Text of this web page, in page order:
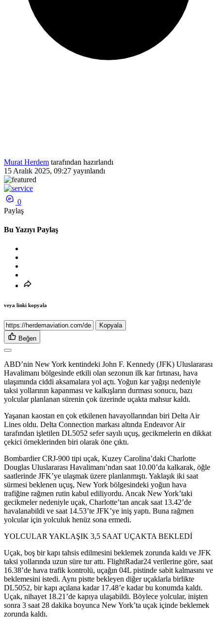
Murat Herdem tarafından hazırlandı
15 Aralık 2025, 09:27 yayınlandı
0
Paylaş
Bu Yazıyı Paylaş
veya linki kopyala
Kopyala
Beğen
ABD’nin New York kentindeki John F. Kennedy (JFK) Uluslararası
Havalimanı bölgesinde etkili olan sezonun ilk kar fırtınası, hava
ulaşımında ciddi aksamalara yol açtı. Yoğun kar yağışı nedeniyle
taksi yollarının kapanması ve kalkışların durması sonucu, bazı
yolcular planlanan sürenin çok üzerinde uçakta mahsur kaldı.
Yaşanan kaostan en çok etkilenen havayollarından biri Delta Air
Lines oldu. Delta Connection markası altında Endeavor Air
tarafından işletilen DL5052 sefer sayılı uçuş, gecikmelerin en dikkat
çekici örneklerinden biri olarak öne çıktı.
Bombardier CRJ-900 tipi uçak, Kuzey Carolina’daki Charlotte
Douglas Uluslararası Havalimanı’ndan saat 10.00’da kalkarak, öğle
saatlerinde JFK’ye ulaşmak üzere planlanmıştı. Yaklaşık iki saat
sürmesi beklenen uçuş, New York bölgesindeki yoğun hava
trafiğine rağmen rutin kabul ediliyordu. Ancak New York’taki
gecikmeler nedeniyle uçak, Charlotte’tan ancak saat 13.42’de
havalanabildi ve saat 14.53’te JFK’ye iniş yaptı. Buna rağmen
yolcular için yolculuk henüz sona ermedi.
YOLCULAR YAKLAŞIK 3,5 SAAT UÇAKTA BEKLEDİ
Uçak, boş bir kapı tahsis edilmesini beklemek zorunda kaldı ve JFK
taksi yollarında uzun süre tur attı. FlightRadar24 verilerine göre, saat
16.38’de hava trafik kontrolü, uçağın 04L pistinde sabit kalmasını ve
beklemesini istedi. Aynı pistte bekleyen diğer uçaklarla birlikte
DL5052, bir kapı açılana kadar 17.48’e kadar bu konumda kaldı.
Uçak, nihayet 18.21’de kapıya ulaşabildi. Böylece yolcular, inişten
sonra 3 saat 28 dakika boyunca New York’ta uçak içinde beklemek
zorunda kaldı.